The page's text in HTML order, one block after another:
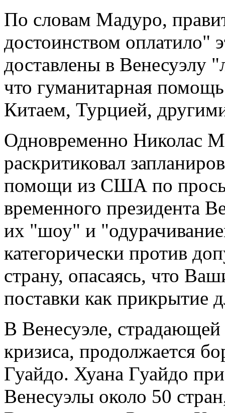
По словам Мадуро,
достоинством оплатило"
доставлены в Венесуэлу
что гуманитарная
Китаем, Турцией,
Одновременно Николас
раскритиковал
помощи из США по
временного президента
их "шоу" и
категорически против
страну, опасаясь, что
поставки как прикрытие
В Венесуэле, страдающей
кризиса, продолжается
Гуайдо. Хуана Гуайдо
Венесуэлы около 50